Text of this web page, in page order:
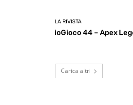
LA RIVISTA
ioGioco 44 – Apex
Carica altri